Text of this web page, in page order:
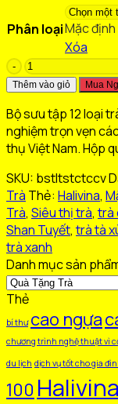
là:
1.800.000
Phân loạiMặc định
Xóa
Bộ
Sưu
12
Loại
Trà
Tuyết
Cổ
Thụ
Cao
Cấp
VN
số
lượng
Thêm vào giỏ Mua
Bộ sưu tập 12 loại
nghiệm trọn vẹn
thụ Việt Nam. Hộp
SKU: bstltstctccv
Trà Thẻ: Halivina,
Trà, Siêu thị trà,trà
Shan Tuyết,trà tà
trà xanh
Danh mục sản
Thẻ
bí thư cao ngựa
chương trình nghệ thuật vì
du lịch dịch vụ tốt cho gia
100 Halivina